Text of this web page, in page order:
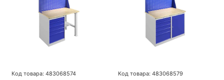
Код товара: 483068574
Код товара: 483068579